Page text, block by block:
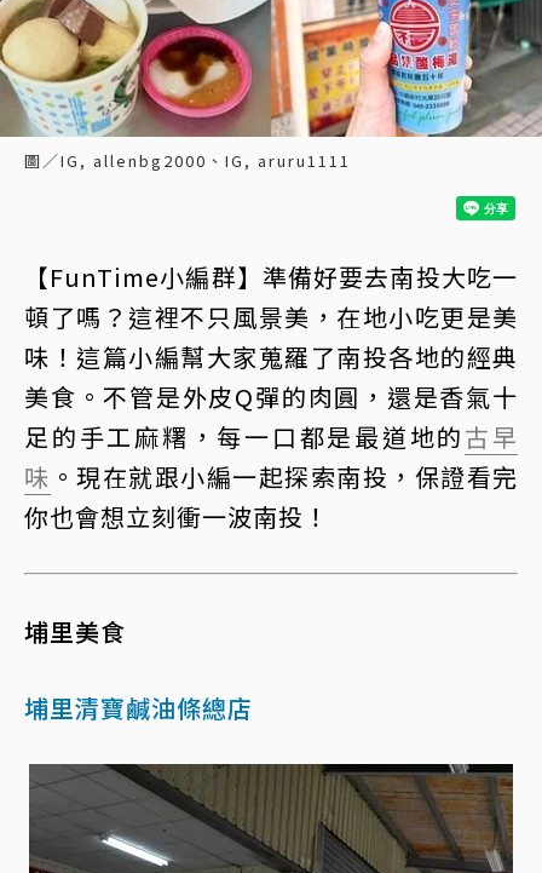
圖／IG, allenbg2000、IG, aruru1111
【FunTime小編群】準備好要去南投大吃一
頓了嗎？這裡不只風景美，在地小吃更是美
味！這篇小編幫大家蒐羅了南投各地的經典
美食。不管是外皮Q彈的肉圓，還是香氣十
足的手工麻糬，每一口都是最道地的古早
味 。現在就跟小編一起探索南投，保證看完
你也會想立刻衝一波南投！
埔里美食
埔里清寶鹹油條總店